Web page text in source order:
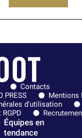
Contacts
PRESS
Mentions
d'utilisation
Équipes en
tendance